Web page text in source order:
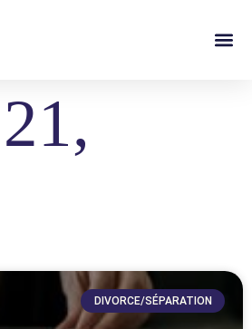
DIVORCE/SÉPARATION